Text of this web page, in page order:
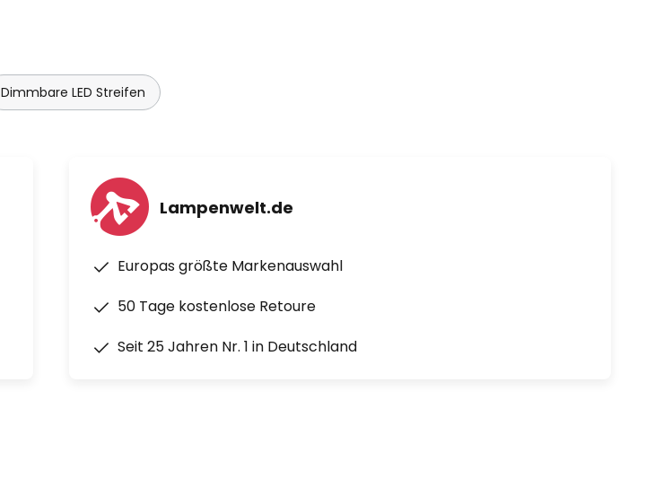
Dimmbare LED Streifen
Lampenwelt.de
Europas größte Markenauswahl
50 Tage kostenlose Retoure
Seit 25 Jahren Nr. 1 in Deutschland